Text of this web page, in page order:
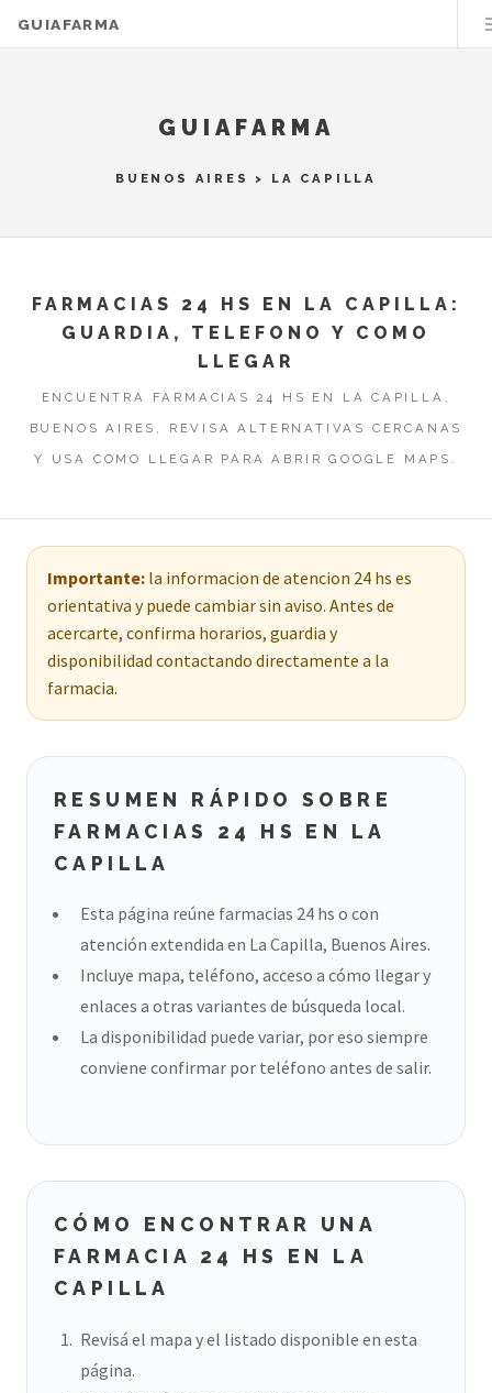
GUIAFARMA
GUIAFARMA
BUENOS AIRES > LA CAPILLA
FARMACIAS 24 HS EN LA CAPILLA:
GUARDIA, TELEFONO Y COMO
LLEGAR
ENCUENTRA FARMACIAS 24 HS EN LA CAPILLA,
BUENOS AIRES, REVISA ALTERNATIVAS CERCANAS
Y USA COMO LLEGAR PARA ABRIR GOOGLE MAPS.
Importante:la informacion de atencion 24 hs es
orientativa y puede cambiar sin aviso. Antes de
acercarte, confirma horarios, guardia y
disponibilidad contactando directamente a la
farmacia.
RESUMEN RÁPIDO SOBRE
FARMACIAS 24 HS EN LA
CAPILLA
Esta página reúne farmacias 24 hs o con
atención extendida en La Capilla, Buenos Aires.
Incluye mapa, teléfono, acceso a cómo llegar y
enlaces a otras variantes de búsqueda local.
La disponibilidad puede variar, por eso siempre
conviene confirmar por teléfono antes de salir.
CÓMO ENCONTRAR UNA
FARMACIA 24 HS EN LA
CAPILLA
Revisá el mapa y el listado disponible en esta
página.